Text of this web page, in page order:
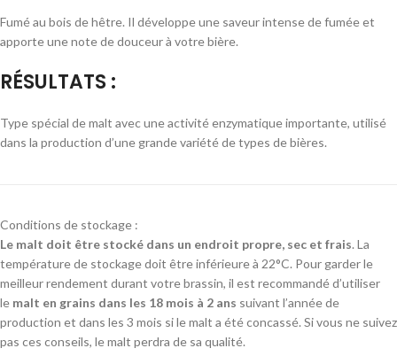
Fumé au bois de hêtre. Il développe une saveur intense de fumée et
apporte une note de douceur à votre bière.
RÉSULTATS :
Type spécial de malt avec une activité enzymatique importante, utilisé
dans la production d’une grande variété de types de bières.
Conditions de stockage :
Le malt doit être stocké dans un endroit propre, sec et frais. La
température de stockage doit être inférieure à 22°C. Pour garder le
meilleur rendement durant votre brassin, il est recommandé d’utiliser
le malt en grains dans les 18 mois à 2 ans suivant l’année de
production et dans les 3 mois si le malt a été concassé. Si vous ne suivez
pas ces conseils, le malt perdra de sa qualité.